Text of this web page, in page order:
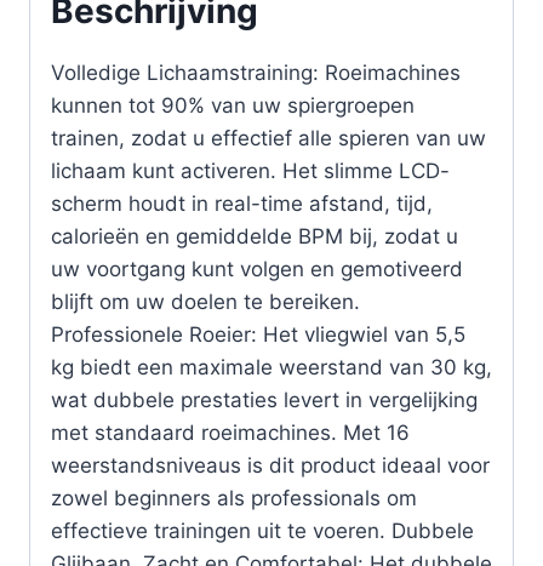
Beschrijving
Volledige Lichaamstraining: Roeimachines
kunnen tot 90% van uw spiergroepen
trainen, zodat u effectief alle spieren van uw
lichaam kunt activeren. Het slimme LCD-
scherm houdt in real-time afstand, tijd,
calorieën en gemiddelde BPM bij, zodat u
uw voortgang kunt volgen en gemotiveerd
blijft om uw doelen te bereiken.
Professionele Roeier: Het vliegwiel van 5,5
kg biedt een maximale weerstand van 30 kg,
wat dubbele prestaties levert in vergelijking
met standaard roeimachines. Met 16
weerstandsniveaus is dit product ideaal voor
zowel beginners als professionals om
effectieve trainingen uit te voeren. Dubbele